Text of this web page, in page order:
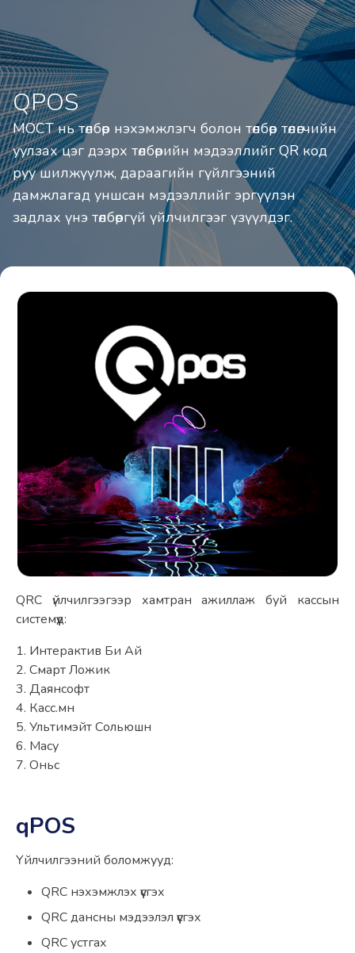
QPOS
МОСТ нь төлбөр нэхэмжлэгч болон төлбөр төлөгчийн
уулзах цэг дээрх төлбөрийн мэдээллийг QR код
руу шилжүүлж, дараагийн гүйлгээний
дамжлагад уншсан мэдээллийг эргүүлэн
задлах үнэ төлбөргүй үйлчилгээг үзүүлдэг.
QRC үйлчилгээгээр хамтран ажиллаж буй кассын
системүүд:
1. Интерактив Би Ай
2. Смарт Ложик
3. Даянсофт
4. Касс.мн
5. Ультимэйт Сольюшн
6. Масу
7. Оньс
qPOS
Үйлчилгээний боломжууд:
QRC нэхэмжлэх үүсгэх
QRC дансны мэдээлэл үүсгэх
QRC устгах